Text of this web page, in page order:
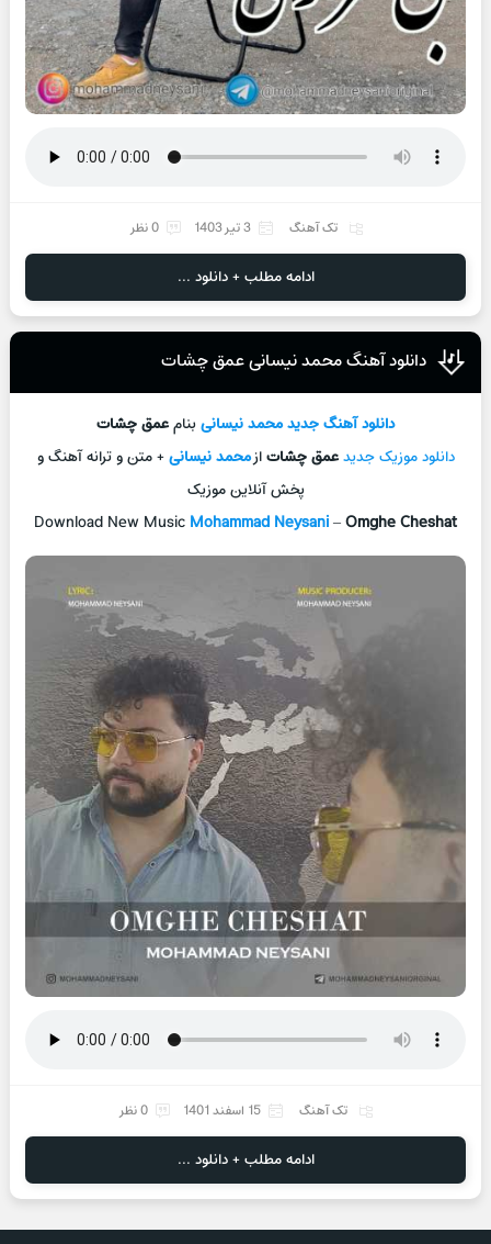
تک آهنگ 3 تیر 1403 0 نظر
ادامه مطلب + دانلود ...
دانلود آهنگ محمد نیسانی عمق چشات
دانلود آهنگ جديدمحمد نیسانیبنامعمق چشات
دانلود موزیک جديدعمق چشاتازمحمد نیسانی+ متن و ترانه آهنگ و
پخش آنلاين موزيک
Download New Music Mohammad Neysani–Omghe Cheshat
تک آهنگ 15 اسفند 1401 0 نظر
ادامه مطلب + دانلود ...